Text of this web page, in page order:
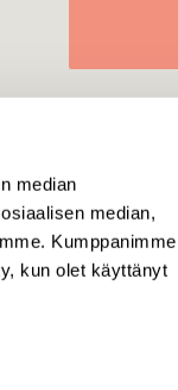
median
median,
Kumppanimme
kun olet käyttänyt